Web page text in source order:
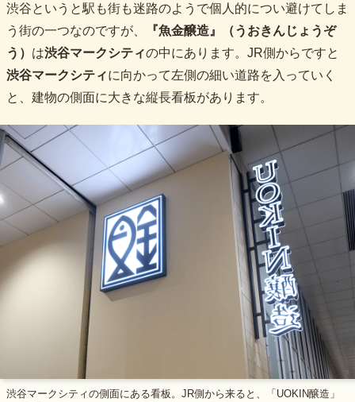
渋谷というと駅も街も迷路のようで個人的につい避けてしま
う街の一つなのですが、
『魚金醸造』（うおきんじょうぞ
う） は渋谷マークシティの中にあります。JR側からですと
渋谷マークシティに向かって左側の細い道路を入っていく
と、建物の側面に大きな縦長看板があります。
渋谷マークシティの側面にある看板。JR側から来ると、「UOKIN醸造」